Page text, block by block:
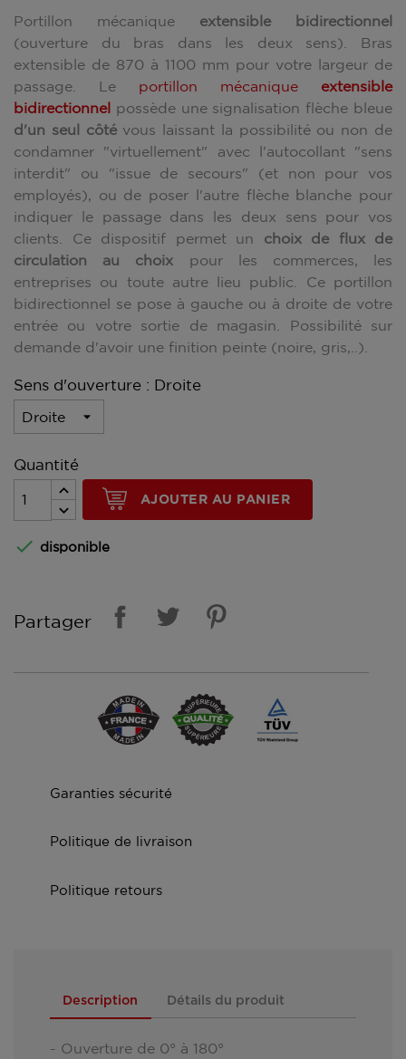
Portillon mécanique extensible bidirectionnel
(ouverture du bras dans les deux sens). Bras
extensible de 870 à 1100 mm pour votre largeur de
passage. Le portillon mécanique extensible
bidirectionnel possède une signalisation flèche bleue
d'un seul côtévous laissant la possibilité ou non de
condamner "virtuellement" avec l'autocollant "sens
interdit" ou "issue de secours" (et non pour vos
employés), ou de poser l'autre flèche blanche pour
indiquer le passage dans les deux sens pour vos
clients. Ce dispositif permet un choix de flux de
circulation au choix pour les commerces, les
entreprises ou toute autre lieu public. Ce portillon
bidirectionnel se pose à gauche ou à droite de votre
entrée ou votre sortie de magasin. Possibilité sur
demande d'avoir une finition peinte (noire, gris,..).
Sens d'ouverture : Droite
Quantité
AJOUTER AU PANIER
 disponible
Partager
Garanties sécurité
Politique de livraison
Politique retours
Description Détails du produit
- Ouverture de 0° à 180°